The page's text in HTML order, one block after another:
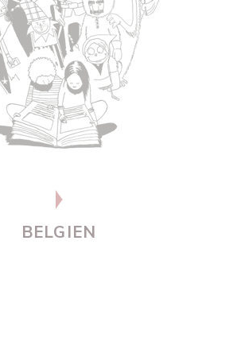
BELGIEN